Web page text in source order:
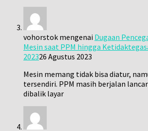
vohorstok mengenai Dugaan
Mesin saat PPM hingga
202326 Agustus 2023
Mesin memang tidak bisa diatur,
tersendiri. PPM masih berjalan
dibalik layar